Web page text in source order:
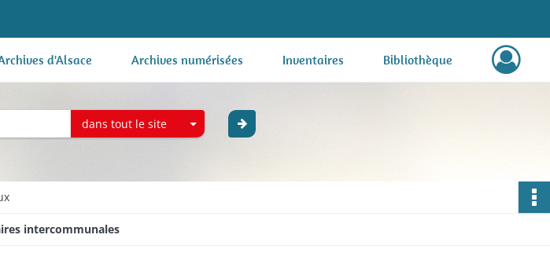
d'Alsace Archives numérisées Inventaires Bibliothèque
dans tout le site
intercommunales